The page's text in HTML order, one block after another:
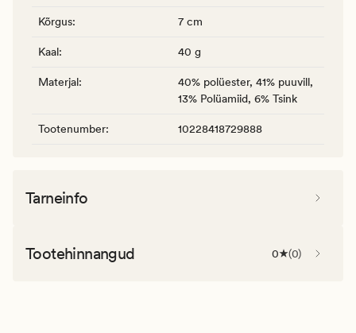
Kõrgus: 7 cm
Kaal: 40 g
Materjal:
40% polüester, 41% puuvill,
13% Polüamiid, 6% Tsink
Tootenumber: 10228418729888
Tarneinfo
Tootehinnangud 0 (0)